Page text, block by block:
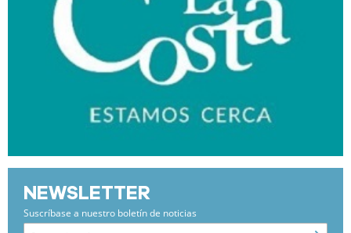
NEWSLETTER
Suscríbase a nuestro boletín de noticias